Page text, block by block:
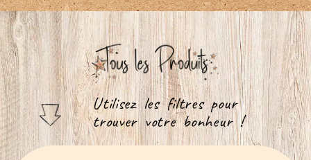
Utilisez les filtres pour
trouver votre bonheur !